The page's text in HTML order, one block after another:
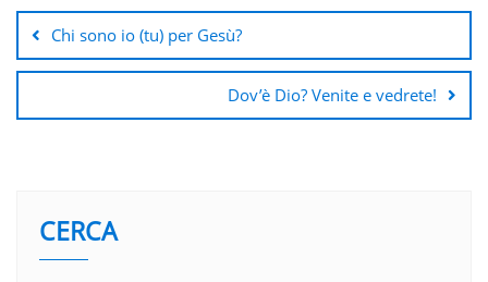
articoli
Chi sono io (tu) per Gesù?
Dov’è Dio? Venite e vedrete!
CERCA